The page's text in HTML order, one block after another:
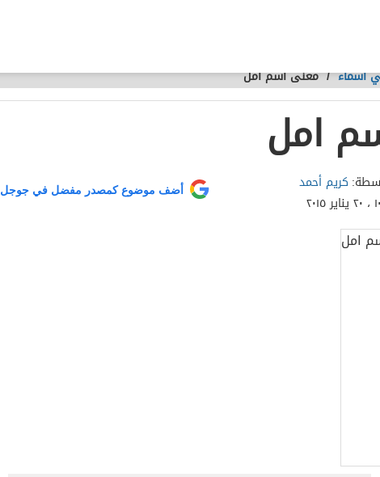
أسماء /معنى اسم امل
امل
كريم أحمد
أضف موضوع كمصدر مفضل في جوجل